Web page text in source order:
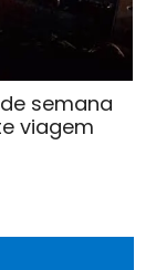
semana
viagem